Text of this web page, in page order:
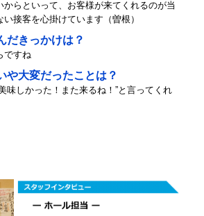
からといって、お客様が来てくれるのが当
接客を心掛けています（曽根）
きっかけは？
ですね
大変だったことは？
味しかった！また来るね！”と言ってくれ